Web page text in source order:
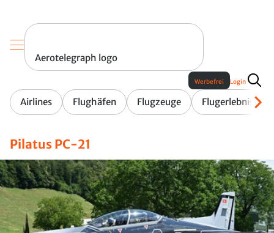
Aerotelegraph logo
Airlines Flughäfen Flugzeuge Flugerlebnis
Werbefrei Login
Pilatus PC-21